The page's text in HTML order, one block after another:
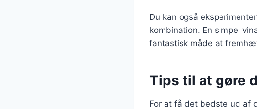
Du kan også
kombination. En simpel
fantastisk måde at
Tips til at gøre
For at få det bedste ud af